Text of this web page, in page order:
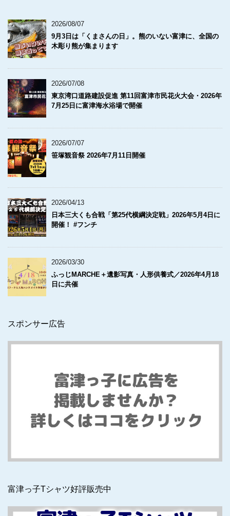
2026/08/07
9月3日は「くまさんの日」。熊のいない富津に、全国の
木彫り熊が集まります
2026/07/08
東京湾口道路建設促進 第11回富津市民花火大会・2026年
7月25日に富津海水浴場で開催
2026/07/07
笹塚観音祭 2026年7月11日開催
2026/04/13
日本三大くも合戦「第25代横綱決定戦」2026年5月4日に
開催！ #フンチ
2026/03/30
ふっじMARCHE＋遺影写真・人形供養式／2026年4月18
日に共催
スポンサー広告
富津っ子Tシャツ好評販売中